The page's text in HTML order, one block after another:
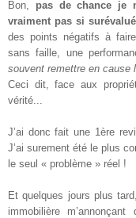
Bon, pas de chance je
vraiment pas si
des points négatifs à
sans faille, une
souvent remettre en cause
Ceci dit, face aux
vérité...
J’ai donc fait une 1ère
J’ai surement été le plus
le seul « problème » réel !
Et quelques jours plus
immobilière m’annonçant